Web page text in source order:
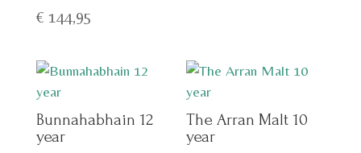
€ 144,95
Bunnahabhain 12
year
The Arran Malt 10
year